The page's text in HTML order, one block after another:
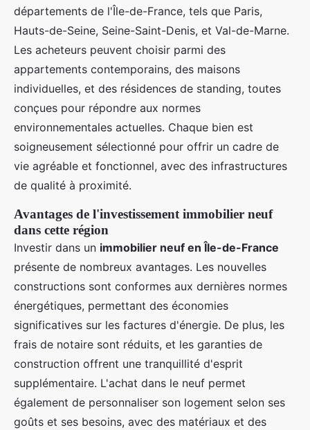
départements de l'Île-de-France, tels que Paris,
Hauts-de-Seine, Seine-Saint-Denis, et Val-de-Marne.
Les acheteurs peuvent choisir parmi des
appartements contemporains, des maisons
individuelles, et des résidences de standing, toutes
conçues pour répondre aux normes
environnementales actuelles. Chaque bien est
soigneusement sélectionné pour offrir un cadre de
vie agréable et fonctionnel, avec des infrastructures
de qualité à proximité.
Avantages de l'investissement immobilier neuf
dans cette région
Investir dans un immobilier neuf en Île-de-France
présente de nombreux avantages. Les nouvelles
constructions sont conformes aux dernières normes
énergétiques, permettant des économies
significatives sur les factures d'énergie. De plus, les
frais de notaire sont réduits, et les garanties de
construction offrent une tranquillité d'esprit
supplémentaire. L'achat dans le neuf permet
également de personnaliser son logement selon ses
goûts et ses besoins, avec des matériaux et des